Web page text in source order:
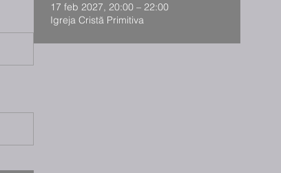
17 feb 2027, 20:00 – 22:00
Igreja Cristã Primitiva